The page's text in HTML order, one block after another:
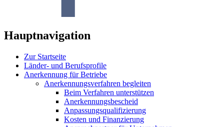
Hauptnavigation
Zur Startseite
Länder- und Berufsprofile
Anerkennung für Betriebe
Anerkennungsverfahren begleiten
Beim Verfahren unterstützen
Anerkennungsbescheid
Anpassungsqualifizierung
Kosten und Finanzierung